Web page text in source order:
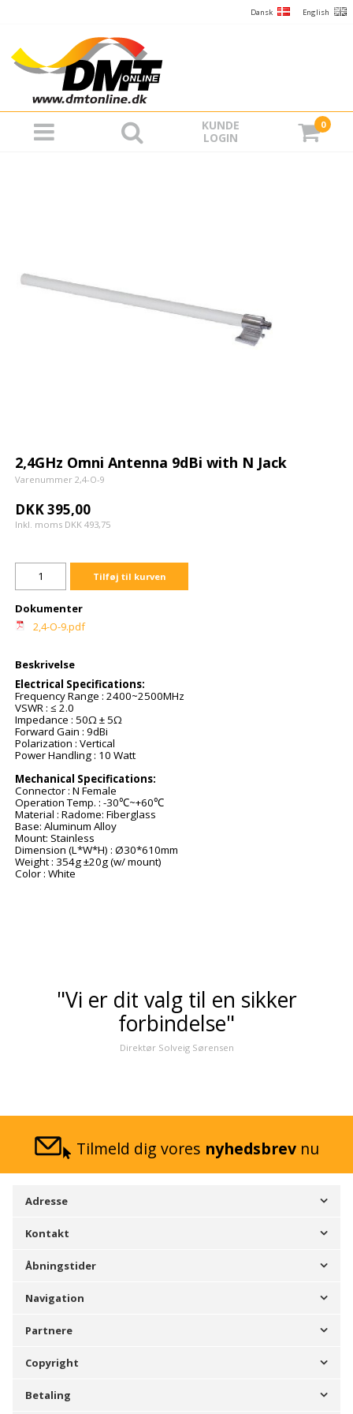
Dansk English
KUNDE
LOGIN
0
2,4GHz Omni Antenna 9dBi with N Jack
Varenummer 2,4-O-9
DKK 395,00
Inkl. moms DKK 493,75
Tilføj til kurven
Dokumenter
2,4-O-9.pdf
Beskrivelse
Electrical Specifications:
Frequency Range : 2400~2500MHz
VSWR : ≤ 2.0
Impedance : 50Ω ± 5Ω
Forward Gain : 9dBi
Polarization : Vertical
Power Handling : 10 Watt
Mechanical Specifications:
Connector : N Female
Operation Temp. : -30℃~+60℃
Material : Radome: Fiberglass
Base: Aluminum Alloy
Mount: Stainless
Dimension (L*W*H) : Ø30*610mm
Weight : 354g ±20g (w/ mount)
Color : White
"Vi er dit valg til en sikker
forbindelse"
Direktør Solveig Sørensen
Tilmeld dig vores nyhedsbrev nu
Adresse
Kontakt
Åbningstider
Navigation
Partnere
Copyright
Betaling